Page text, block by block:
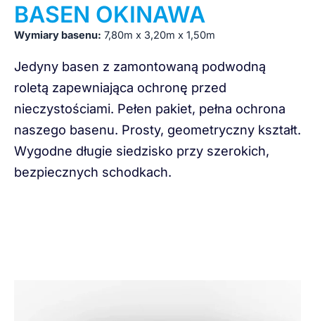
BASEN OKINAWA
Wymiary basenu: 7,80m x 3,20m x 1,50m
Jedyny basen z zamontowaną podwodną
roletą zapewniająca ochronę przed
nieczystościami. Pełen pakiet, pełna ochrona
naszego basenu. Prosty, geometryczny kształt.
Wygodne długie siedzisko przy szerokich,
bezpiecznych schodkach.